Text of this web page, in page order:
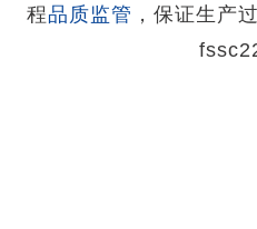
程品质监管 ，保证生产